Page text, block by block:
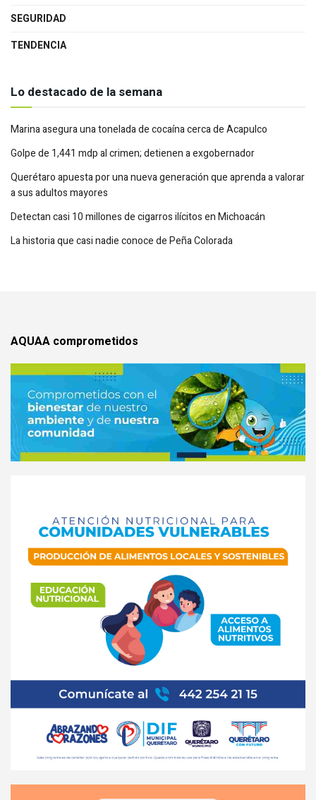
SEGURIDAD
TENDENCIA
Lo destacado de la semana
Marina asegura una tonelada de cocaína cerca de Acapulco
Golpe de 1,441 mdp al crimen; detienen a exgobernador
Querétaro apuesta por una nueva generación que aprenda a valorar
a sus adultos mayores
Detectan casi 10 millones de cigarros ilícitos en Michoacán
La historia que casi nadie conoce de Peña Colorada
AQUAA comprometidos